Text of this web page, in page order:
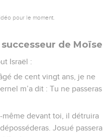
pour le moment.
de Moïse
Israël :
de cent vingt ans, je ne
m’a dit : Tu ne passeras
même devant toi, il détruira
Josué passera